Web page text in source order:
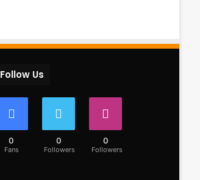
Follow Us
0
Fans
0
Followers
0
Followers